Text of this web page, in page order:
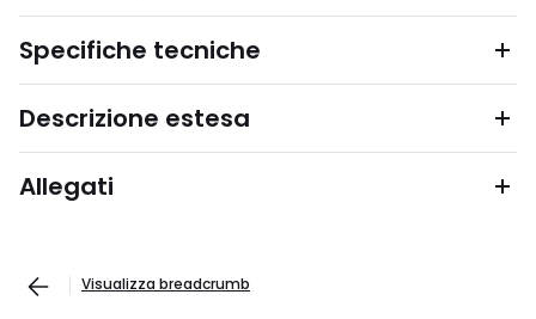
Specifiche tecniche
Descrizione estesa
Allegati
Visualizza breadcrumb